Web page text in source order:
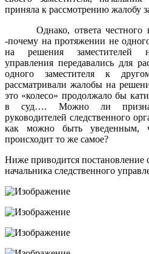
приняла к рассмотрению жалобу
Однако, ответа честного
-почему на протяжении не
на решения заместителей
управления передавались для
одного заместителя к
рассматривали жалобы на
это «колесо» продолжало бы
в суд…. Можно ли
руководителей следственного
как можно быть уведенным,
происходит то же самое?
Ниже приводится постановление
начальника следственного